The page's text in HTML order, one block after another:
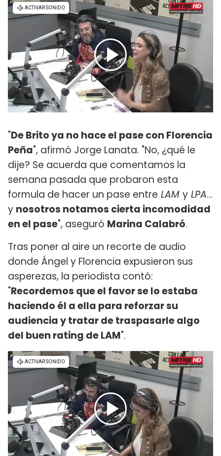
"De Brito ya no hace el pase con Florencia
Peña", afirmó Jorge Lanata. "No, ¿qué le
dije? Se acuerda que comentamos la
semana pasada que probaron esta
formula de hacer un pase entre LAM y LPA...
y nosotros notamos cierta incomodidad
en el pase", aseguró Marina Calabró.
Tras poner al aire un recorte de audio
donde Ángel y Florencia expusieron sus
asperezas, la periodista contó:
"Recordemos que el favor se lo estaba
haciendo él a ella para reforzar su
audiencia y tratar de traspasarle algo
del buen rating de LAM".